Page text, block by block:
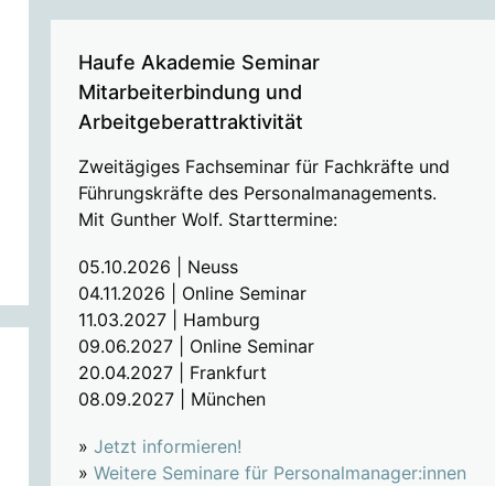
Haufe Akademie Seminar
Mitarbeiterbindung und
Arbeitgeberattraktivität
Zweitägiges Fachseminar für Fachkräfte und
Führungskräfte des Personalmanagements.
Mit Gunther Wolf. Starttermine:
05.10.2026 | Neuss
04.11.2026 | Online Seminar
11.03.2027 | Hamburg
09.06.2027 | Online Seminar
20.04.2027 | Frankfurt
08.09.2027 | München
» Jetzt informieren!
» Weitere Seminare für Personalmanager:innen